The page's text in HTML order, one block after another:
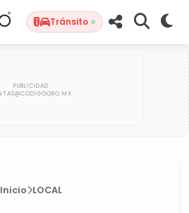
Tránsito
Inicio LOCAL